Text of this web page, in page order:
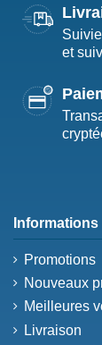
et
Informations
Promotions
Nouveaux
Meilleures
Livraison